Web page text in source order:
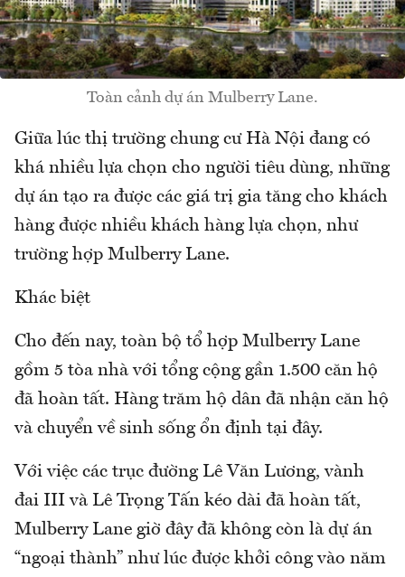
Toàn cảnh dự án Mulberry Lane.
Giữa lúc thị trường chung cư Hà Nội đang có
khá nhiều lựa chọn cho người tiêu dùng, những
dự án tạo ra được các giá trị gia tăng cho khách
hàng được nhiều khách hàng lựa chọn, như
trường hợp Mulberry Lane.
Khác biệt
Cho đến nay, toàn bộ tổ hợp Mulberry Lane
gồm 5 tòa nhà với tổng cộng gần 1.500 căn hộ
đã hoàn tất. Hàng trăm hộ dân đã nhận căn hộ
và chuyển về sinh sống ổn định tại đây.
Với việc các trục đường Lê Văn Lương, vành
đai III và Lê Trọng Tấn kéo dài đã hoàn tất,
Mulberry Lane giờ đây đã không còn là dự án
“ngoại thành” như lúc được khởi công vào năm